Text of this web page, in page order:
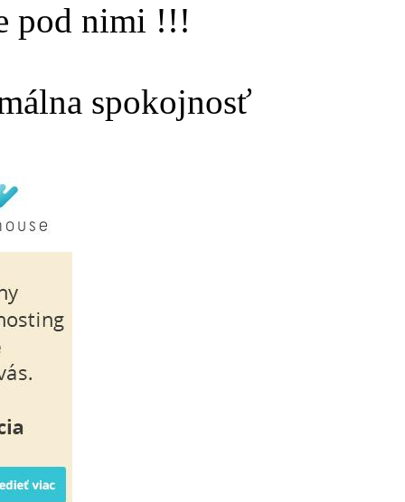
pod nimi !!!
spokojnosť